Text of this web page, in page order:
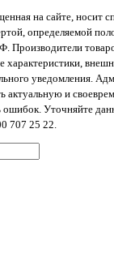
на сайте, носит
определяемой
Производители
характеристики,
уведомления.
актуальную и
ошибок. Уточняйте
707 25 22.